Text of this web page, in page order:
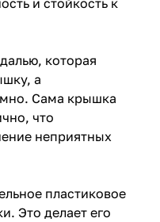
которая
а
Сама крышка
что
неприятных
пластиковое
Это делает его